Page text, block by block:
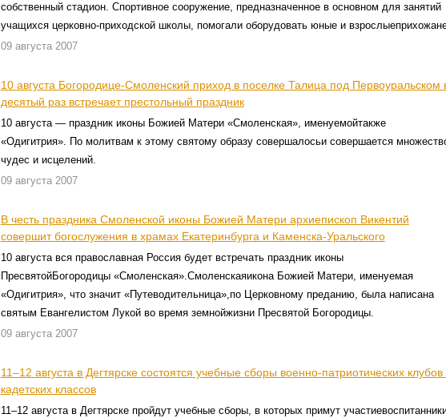
собственный стадион. Спортивное сооружение, предназначенное в основном для занятий
учащихся церковно-приходской школы, помогали оборудовать юные и
09 августа 2007
10 августа Богородице-Смоленский приход в поселке Талица под Первоуральском
десятый раз встречает престольный праздник
10 августа — праздник иконы Божией Матери «Смоленская», именуемойтакже
«Одигитрия». По молитвам к этому святому образу совершалосьи совершается
чудес и исцелений.
09 августа 2007
В честь праздника Смоленской иконы Божией Матери архиепископ Викентий
совершит богослужения в храмах Екатеринбурга и Каменска-Уральского
10 августа вся православная Россия будет встречать праздник иконы
ПресвятойБогородицы «Смоленская».Смоленскаяикона Божией Матери, именуемая
«Одигитрия», что значит «Путеводительница»,по Церковному преданию, была написана
святым Евангелистом Лукой во время земнойжизни Пресвятой Богородицы.
09 августа 2007
11–12 августа в Дегтярске состоятся учебные сборы военно-патриотических клубов
кадетских классов
11–12 августа в Дегтярске пройдут учебные сборы, в которых примут